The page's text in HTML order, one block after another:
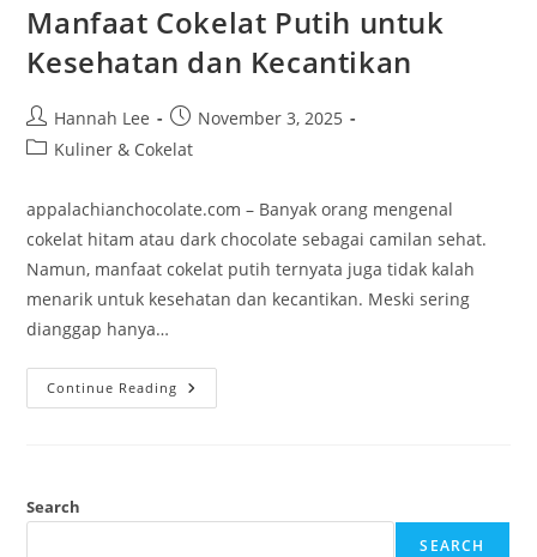
Manfaat Cokelat Putih untuk
Kesehatan dan Kecantikan
Post
author:
Hannah Lee
Post
published:
November 3, 2025
PostKuliner & Cokelat
appalachianchocolate.com – Banyak orang mengenal
cokelat hitam atau dark chocolate sebagai camilan sehat.
Namun, manfaat cokelat putih ternyata juga tidak kalah
menarik untuk kesehatan dan kecantikan. Meski sering
dianggap hanya…
Continue Reading Manfaat
Cokelat
Search
SEARCH